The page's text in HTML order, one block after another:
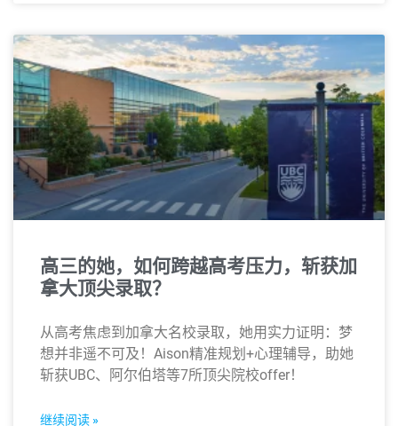
高三的她，如何跨越高考压力，斩获加
拿大顶尖录取？
从高考焦虑到加拿大名校录取，她用实力证明：梦
想并非遥不可及！Aison精准规划+心理辅导，助她
斩获UBC、阿尔伯塔等7所顶尖院校offer！
继续阅读 »